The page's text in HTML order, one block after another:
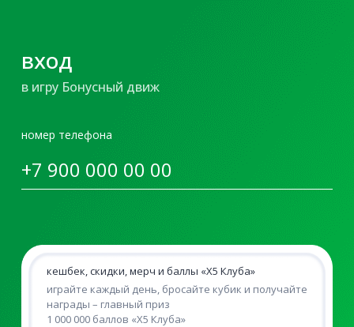
вход
в игру Бонусный движ
номер телефона
кешбек, скидки, мерч и баллы «Х5 Клуба»
играйте каждый день, бросайте кубик и получайте
награды – главный приз
1 000 000 баллов «Х5 Клуба»